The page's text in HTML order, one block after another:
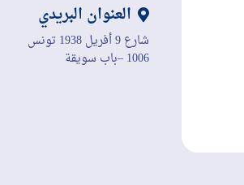
العنوان البريدي
شارع 9 أفريل 1938 تونس
1006 –باب سويقة